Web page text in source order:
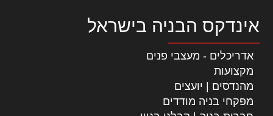
אינדקס הבניה בישראל
אדריכלים - מעצבי פנים
מקצועות
מהנדסים | יועצים
מפקחי בניה מודדים